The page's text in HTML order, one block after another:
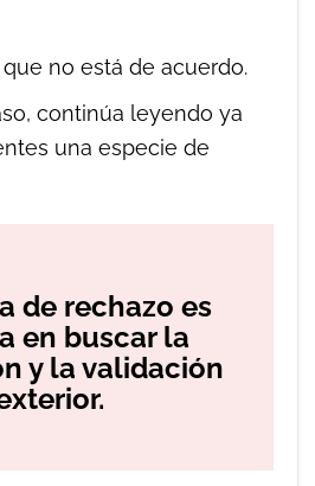
no está de acuerdo.
continúa leyendo ya
una especie de
de rechazo es
en buscar la
y la validación